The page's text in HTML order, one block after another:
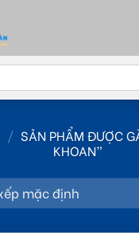
/ SẢN PHẨM ĐƯỢC
KHOAN”